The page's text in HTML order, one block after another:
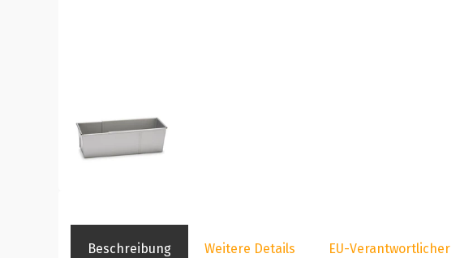
Beschreibung Weitere Details EU-Verantwortlicher